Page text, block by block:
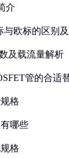
介
与欧标的区别
及载流量解析
管的合适
格
哪些
格